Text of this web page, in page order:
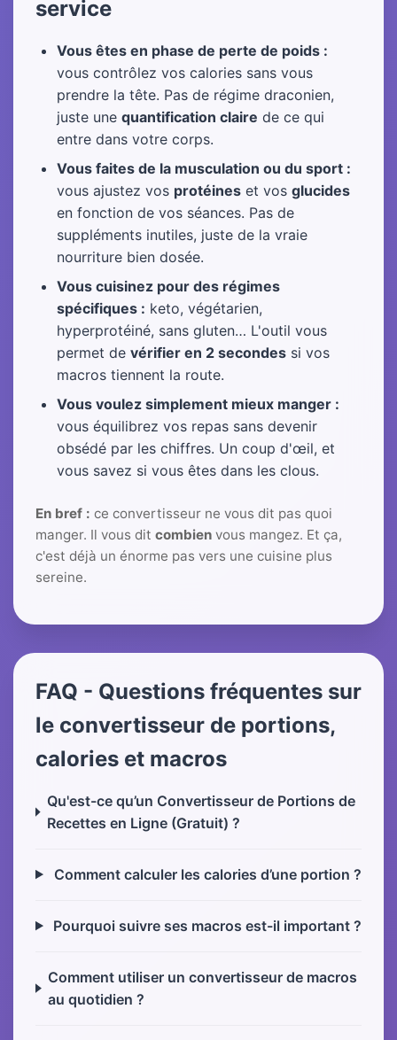
service
Vous êtes en phase de perte de poids :
vous contrôlez vos calories sans vous
prendre la tête. Pas de régime draconien,
juste une quantification claire de ce qui
entre dans votre corps.
Vous faites de la musculation ou du sport :
vous ajustez vos protéines et vos glucides
en fonction de vos séances. Pas de
suppléments inutiles, juste de la vraie
nourriture bien dosée.
Vous cuisinez pour des régimes
spécifiques : keto, végétarien,
hyperprotéiné, sans gluten… L'outil vous
permet de vérifier en 2 secondes si vos
macros tiennent la route.
Vous voulez simplement mieux manger :
vous équilibrez vos repas sans devenir
obsédé par les chiffres. Un coup d'œil, et
vous savez si vous êtes dans les clous.
En bref : ce convertisseur ne vous dit pas quoi
manger. Il vous dit combien vous mangez. Et ça,
c'est déjà un énorme pas vers une cuisine plus
sereine.
FAQ - Questions fréquentes sur
le convertisseur de portions,
calories et macros
Qu'est-ce qu’un Convertisseur de Portions de
Recettes en Ligne (Gratuit) ?
Comment calculer les calories d’une portion ?
Pourquoi suivre ses macros est-il important ?
Comment utiliser un convertisseur de macros
au quotidien ?